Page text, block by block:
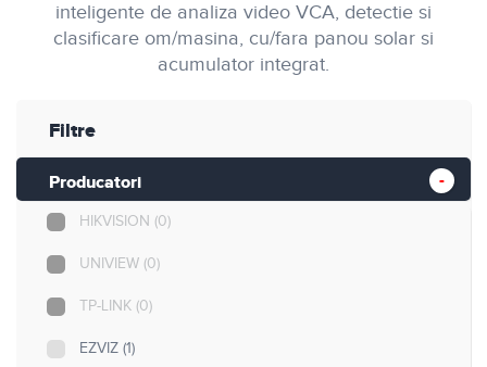
inteligente de analiza video VCA, detectie si
clasificare om/masina, cu/fara panou solar si
acumulator integrat.
Filtre
Producatori
HIKVISION (0)
UNIVIEW (0)
TP-LINK (0)
EZVIZ (1)